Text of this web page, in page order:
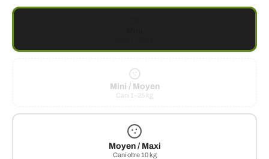
Mini / Moyen
Cani 1–25 kg
Moyen / Maxi
Cani oltre 10 kg